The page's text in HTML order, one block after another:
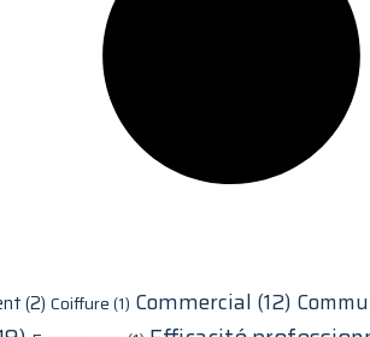
(2) Coiffure(1) Commercial (12)